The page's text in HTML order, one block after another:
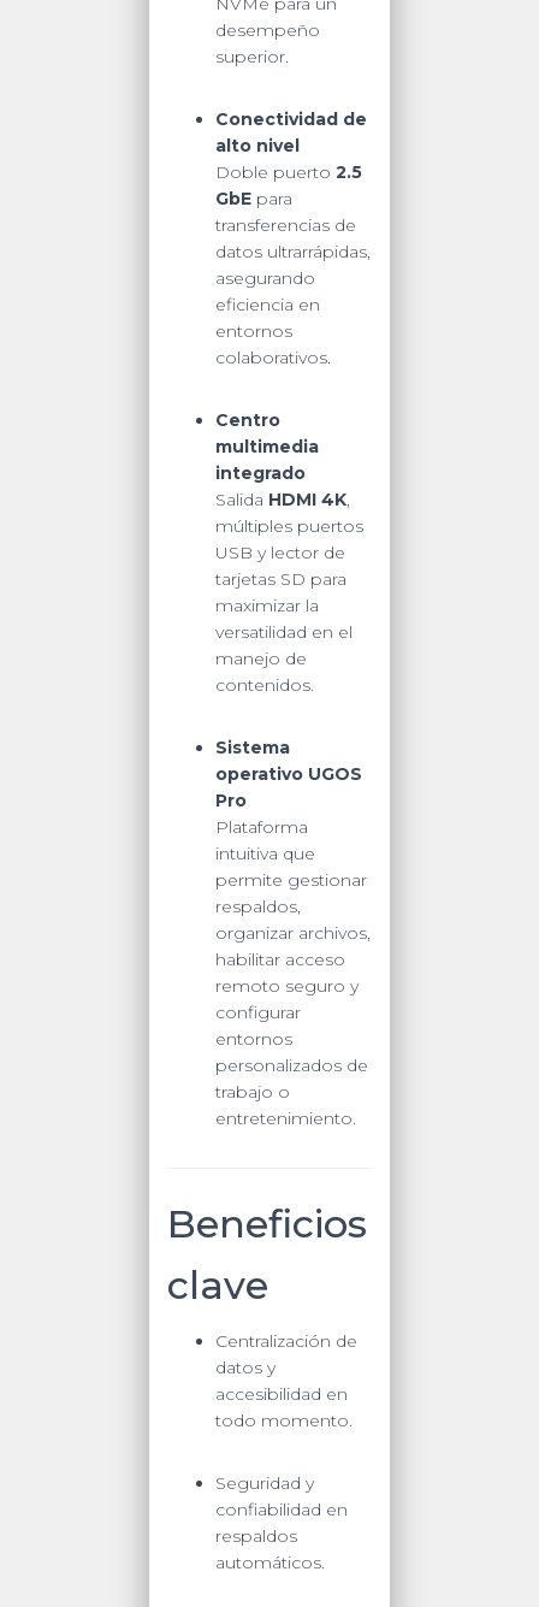
desempeño
superior.
Conectividad de
alto nivel
Doble puerto 2.5
GbE para
transferencias de
datos ultrarrápidas,
asegurando
eficiencia en
entornos
colaborativos.
Centro
multimedia
integrado
Salida HDMI 4K,
múltiples puertos
USB y lector de
tarjetas SD para
maximizar la
versatilidad en el
manejo de
contenidos.
Sistema
operativo UGOS
Pro
Plataforma
intuitiva que
permite gestionar
respaldos,
organizar archivos,
habilitar acceso
remoto seguro y
configurar
entornos
personalizados de
trabajo o
entretenimiento.
Beneficios
clave
Centralización de
datos y
accesibilidad en
todo momento.
Seguridad y
confiabilidad en
respaldos
automáticos.